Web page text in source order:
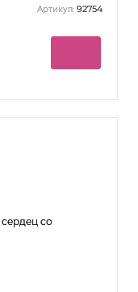
Артикул: 92754